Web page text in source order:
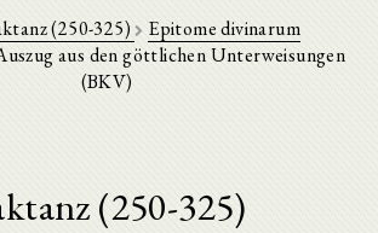
(250-325) Epitome divinarum
aus den göttlichen Unterweisungen
(BKV)
(250-325)